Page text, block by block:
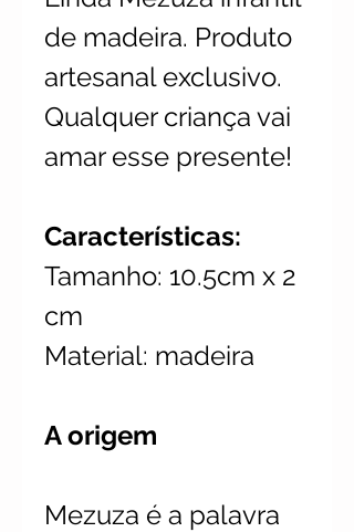
de madeira. Produto
artesanal exclusivo.
Qualquer criança vai
amar esse presente!
Características:
Tamanho: 10.5cm x 2
cm
Material: madeira
A origem
Mezuza é a palavra